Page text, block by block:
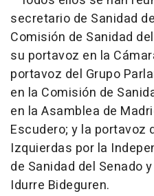
secretario de Sanidad
Comisión de Sanidad
su portavoz en la
portavoz del Grupo
en la Comisión de
en la Asamblea de
Escudero; y la portavoz
Izquierdas por la
de Sanidad del Senado
Idurre Bideguren.